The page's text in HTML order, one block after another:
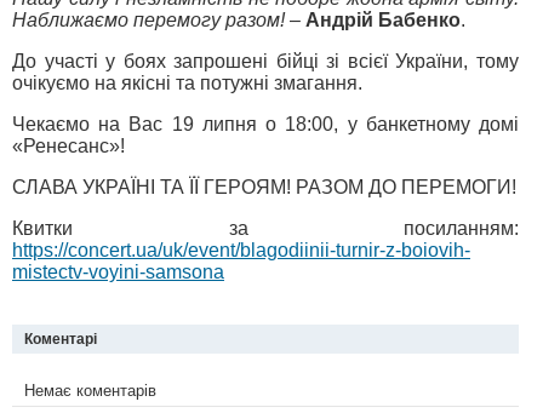
Наближаємо перемогу разом!– Андрій Бабенко.
До участі у боях запрошені бійці зі всієї України, тому
очікуємо на якісні та потужні змагання.
Чекаємо на Вас 19 липня о 18:00, у банкетному домі
«Ренесанс»!
СЛАВА УКРАЇНІ ТА ЇЇ ГЕРОЯМ! РАЗОМ ДО ПЕРЕМОГИ!
Квитки за посиланням:
https://concert.ua/uk/event/blagodiinii-turnir-z-boiovih-
mistectv-voyini-samsona
Коментарі
Немає коментарів